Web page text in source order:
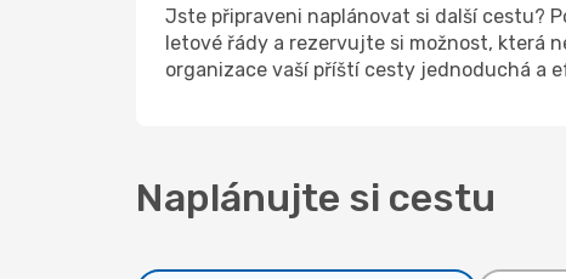
Jste připraveni naplánovat si další cestu?
letové řády a rezervujte si možnost, která
organizace vaší příští cesty jednoduchá a
Naplánujte si cestu